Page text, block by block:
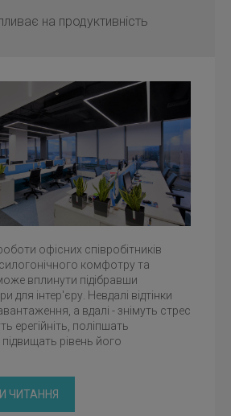
на продуктивність
офісних співробітників
комфотру та
вплинути підібравши
для інтер'єру. Невдалі відтінки
а вдалі - знімуть стрес
ерегійніть, поліпшать
підвищать рівень його
ЧИТАННЯ